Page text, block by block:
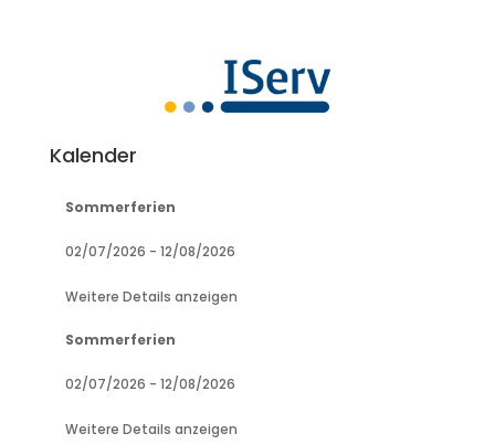
Kalender
Sommerferien
02/07/2026 - 12/08/2026
Weitere Details anzeigen
Sommerferien
02/07/2026 - 12/08/2026
Weitere Details anzeigen